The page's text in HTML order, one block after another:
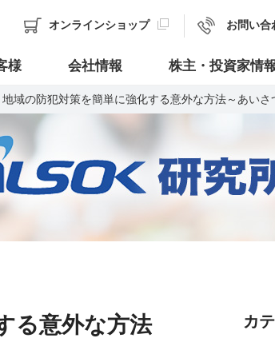
オンラインショップ お問い合
様 会社情報 株主・投資家情
地域の防犯対策を簡単に強化する意外な方法～あいさ
る意外な方法
カ